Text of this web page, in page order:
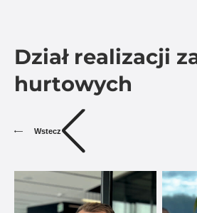
Dział realizacji
hurtowych
Wstecz